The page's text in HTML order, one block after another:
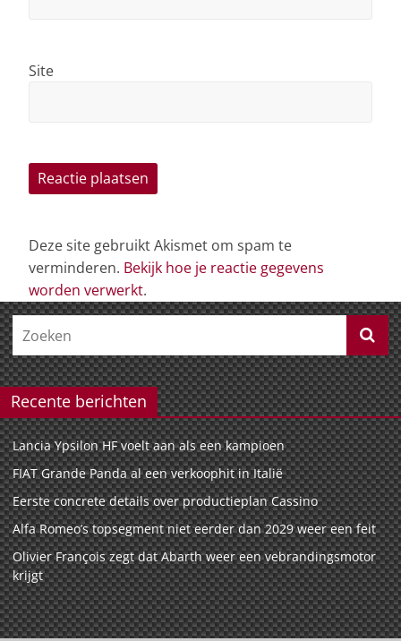
Site
Deze site gebruikt Akismet om spam te
verminderen. Bekijk hoe je reactie gegevens
worden verwerkt.
Recente berichten
Lancia Ypsilon HF voelt aan als een kampioen
FIAT Grande Panda al een verkoophit in Italië
Eerste concrete details over productieplan Cassino
Alfa Romeo’s topsegment niet eerder dan 2029 weer een feit
Olivier François zegt dat Abarth weer een vebrandingsmotor
krijgt